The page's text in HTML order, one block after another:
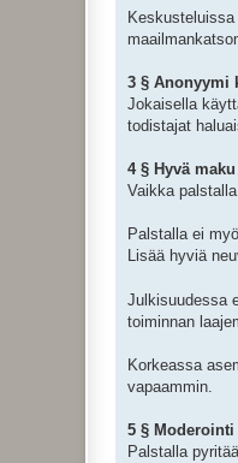
3 § Anonyymi
Jokaisella
todistajat
4 § Hyvä maku
Vaikka
Palstalla ei
Lisää hyviä
Julkisuudessa
toiminnan
Korkeassa
vapaammin.
5 § Moderointi
Palstalla